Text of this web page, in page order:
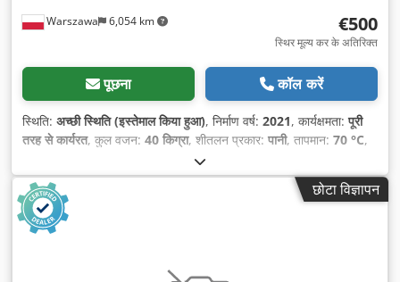
Warszawa 6,054 km €500
स्थिर मूल्य कर के अतिरिक्त
पूछना कॉल करें
स्थिति: अच्छी स्थिति (इस्तेमाल किया हुआ), निर्माण वर्ष: 2021, कार्यक्षमता:पूरी
तरह से कार्यरत, कुल वजन: 40 किग्रा, शीतलन प्रकार: पानी, तापमान: 70 °C,
400 मिमी
पर्यावरण तापमान (अधिकतम):200 °C, दबाव:10 छड़, पंप दबाव:25 छड़, ऊर्जा
दक्षता:B, उपकरण: छोटा विज्ञापन